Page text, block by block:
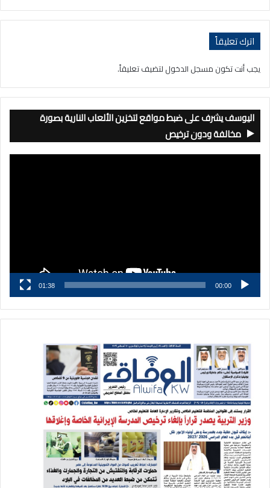
اترك تعليقاً
يجب أنت تكون مسجل الدخول لتضيف تعليقاً.
اليوسف يشرف على ضبط مواقع لتخزين الألعاب النارية بصورة
مخالفة ودون ترخيص
00:00
01:38